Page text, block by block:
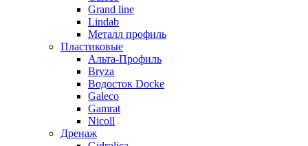
Grand line
Lindab
Металл профиль
Пластиковые
Альта-Профиль
Bryza
Водосток Docke
Galeco
Gamrat
Nicoll
Дренаж